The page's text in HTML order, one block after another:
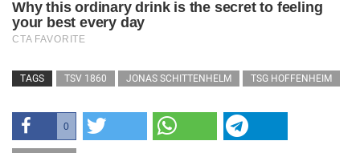
TAGS TSV 1860 JONAS SCHITTENHELM TSG HOFFENHEIM
0